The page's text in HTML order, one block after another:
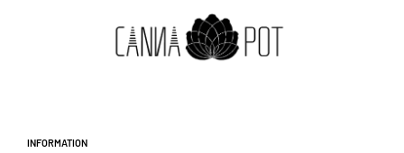
Information